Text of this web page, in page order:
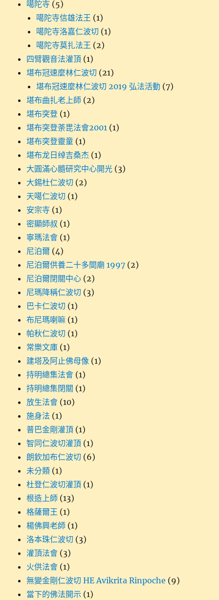
噶陀寺 (5)
噶陀寺信雄法王 (1)
噶陀寺洛嘉仁波切 (1)
噶陀寺莫扎法王 (2)
四臂觀音法灌頂 (1)
堪布冠速麼林仁波切 (21)
堪布冠速麼林仁波切 2019 弘法活動 (7)
堪布曲扎老上師 (2)
堪布突登 (1)
堪布突登荼毘法會2001 (1)
堪布突登靈童 (1)
堪布龙日绰吉桑杰 (1)
大圓滿心髓研究中心開光 (3)
大錫杜仁波切 (2)
天噶仁波切 (1)
安宗寺 (1)
密顯師叔 (1)
寧瑪法會 (1)
尼泊爾 (4)
尼泊爾供養二十多間廟 1997 (2)
尼泊爾閉關中心 (2)
尼瑪降稱仁波切 (3)
巴卡仁波切 (1)
布尼瑪喇嘛 (1)
帕秋仁波切 (1)
常樂文庫 (1)
建塔及阿止佛母像 (1)
持明總集法會 (1)
持明總集閉關 (1)
放生法會 (10)
施身法 (1)
普巴金剛灌頂 (1)
智同仁波切灌頂 (1)
朗欽加布仁波切 (6)
未分類 (1)
杜登仁波切灌頂 (1)
根造上師 (13)
格薩爾王 (1)
楊佛興老師 (1)
洛本珠仁波切 (3)
灌頂法會 (3)
火供法會 (1)
無變金剛仁波切 HE Avikrita Rinpoche (9)
當下的佛法開示 (1)